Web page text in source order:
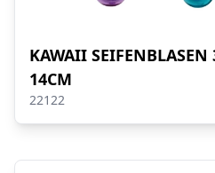
KAWAII
14CM
22122